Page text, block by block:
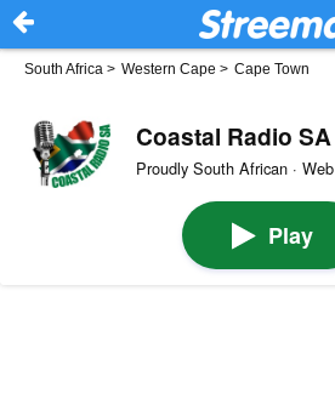
South Africa > Western Cape > Cape Town
Coastal Radio SA
Proudly South African · Web
Play